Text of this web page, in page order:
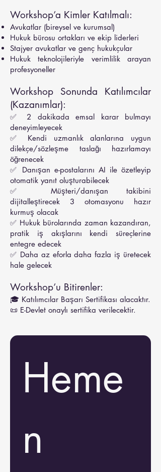
Workshop’a Kimler Katılmalı:
Avukatlar (bireysel ve kurumsal)
Hukuk bürosu ortakları ve ekip liderleri
Stajyer avukatlar ve genç hukukçular
Hukuk teknolojileriyle verimlilik arayan
profesyoneller
Workshop Sonunda Katılımcılar
(Kazanımlar):
✅ 2 dakikada emsal karar bulmayı
deneyimleyecek
✅ Kendi uzmanlık alanlarına uygun
dilekçe/sözleşme taslağı hazırlamayı
öğrenecek
✅ Danışan e-postalarını AI ile özetleyip
otomatik yanıt oluşturabilecek
✅ Müşteri/danışan takibini
dijitalleştirecek 3 otomasyonu hazır
kurmuş olacak
✅ Hukuk bürolarında zaman kazandıran,
pratik iş akışlarını kendi süreçlerine
entegre edecek
✅ Daha az eforla daha fazla iş üretecek
hale gelecek
Workshop’u Bitirenler:
🎓 Katılımcılar Başarı Sertifikası alacaktır.
📜 E-Devlet onaylı sertifika verilecektir.
Heme
n